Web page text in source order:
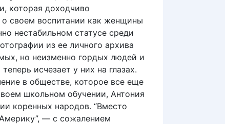
которая доходчиво
своем воспитании как женщины
нестабильном статусе среди
из ее личного архива
но неизменно гордых людей и
исчезает у них на глазах.
в обществе, которое все еще
школьном обучении, Антония
коренных народов. “Вместо
— с сожалением